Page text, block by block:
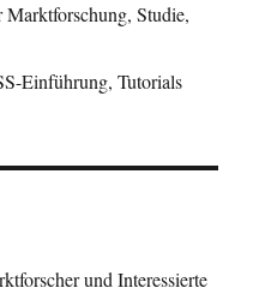
Marktforschung, Studie,
Einführung, Tutorials
und Interessierte